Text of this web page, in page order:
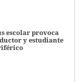
escolar provoca
y estudiante